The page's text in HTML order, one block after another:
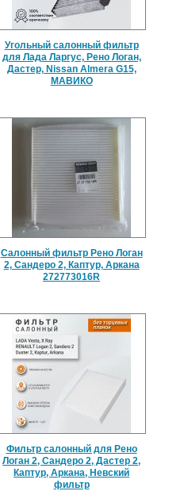
Угольный салонный фильтр
для Лада Ларгус, Рено Логан,
Дастер, Nissan Almera G15,
МАВИКО
Салонный фильтр Рено Логан
2, Сандеро 2, Каптур, Аркана
272773016R
Фильтр салонный для Рено
Логан 2, Сандеро 2, Дастер 2,
Каптур, Аркана, Невский
фильтр